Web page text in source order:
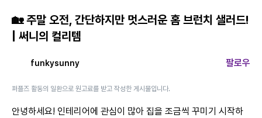
🏡 주말 오전, 간단하지만 멋스러운 홈 브런치 샐러드!
| 써니의 컬리템
funkysunny 팔로우
퍼플즈 활동의 일환으로 원고료를 받고 작성한 게시물입니다.
안녕하세요! 인테리어에 관심이 많아 집을 조금씩 꾸미기 시작하